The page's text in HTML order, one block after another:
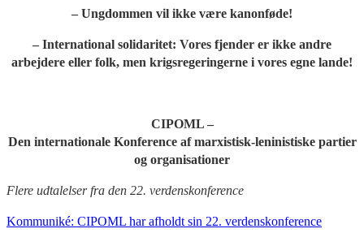
– Ungdommen vil ikke være kanonføde!
– International solidaritet: Vores fjender er ikke andre
arbejdere eller folk, men krigsregeringerne i vores egne lande!
CIPOML –
Den internationale Konference af marxistisk-leninistiske partier
og organisationer
Flere udtalelser fra den 22. verdenskonference
Kommuniké: CIPOML har afholdt sin 22. verdenskonference